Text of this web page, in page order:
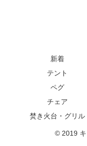
新着
テント
ペグ
チェア
焚き火台・グリル
© 2019 キ